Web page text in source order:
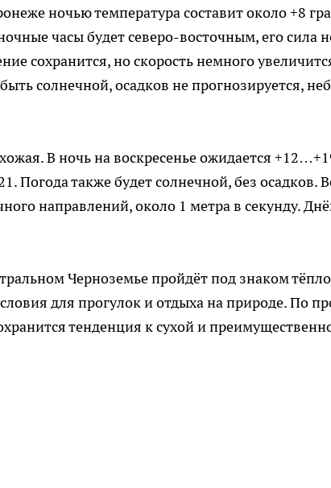
ночью температура составит около +8
часы будет северо-восточным, его сила
сохранится, но скорость немного
солнечной, осадков не прогнозируется,
В ночь на воскресенье ожидается
Погода также будет солнечной, без осадков.
направлений, около 1 метра в секунду.
Черноземье пройдёт под знаком
для прогулок и отдыха на природе. По
тенденция к сухой и